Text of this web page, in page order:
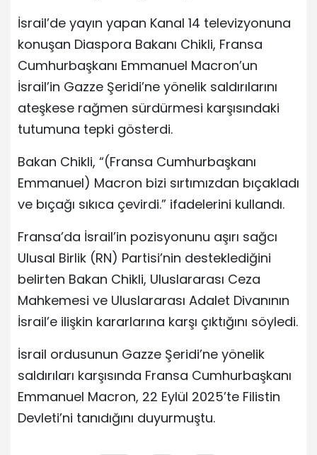
İsrail’de yayın yapan Kanal 14 televizyonuna
konuşan Diaspora Bakanı Chikli, Fransa
Cumhurbaşkanı Emmanuel Macron’un
İsrail’in Gazze Şeridi’ne yönelik saldırılarını
ateşkese rağmen sürdürmesi karşısındaki
tutumuna tepki gösterdi.
Bakan Chikli, “(Fransa Cumhurbaşkanı
Emmanuel) Macron bizi sırtımızdan bıçakladı
ve bıçağı sıkıca çevirdi.” ifadelerini kullandı.
Fransa’da İsrail’in pozisyonunu aşırı sağcı
Ulusal Birlik (RN) Partisi’nin desteklediğini
belirten Bakan Chikli, Uluslararası Ceza
Mahkemesi ve Uluslararası Adalet Divanının
İsrail’e ilişkin kararlarına karşı çıktığını söyledi.
İsrail ordusunun Gazze Şeridi’ne yönelik
saldırıları karşısında Fransa Cumhurbaşkanı
Emmanuel Macron, 22 Eylül 2025’te Filistin
Devleti’ni tanıdığını duyurmuştu.